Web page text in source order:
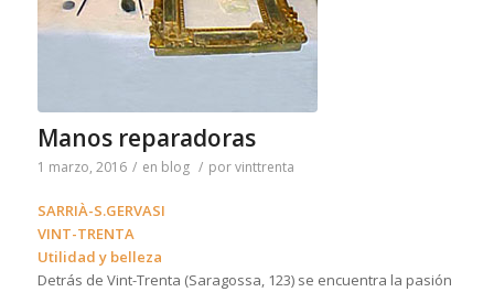
Manos reparadoras
1 marzo, 2016 / en blog / porvinttrenta
SARRIÀ-S.GERVASI
VINT-TRENTA
Utilidad y belleza
Detrás de Vint-Trenta (Saragossa, 123) se encuentra la pasión